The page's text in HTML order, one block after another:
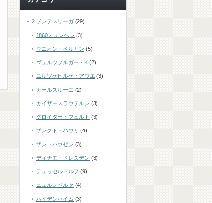
2.ブンデスリーガ (29)
1860ミュンヘン (3)
ウニオン・ベルリン (5)
ヴュルツブルガー・K (2)
エルツゲビルゲ・アウエ (3)
カールスルーエ (2)
カイザースラウテルン (3)
グロイター・フュルト (3)
ザンクト・パウリ (4)
ザントハウゼン (3)
ディナモ・ドレスデン (3)
デュッセルドルフ (9)
ニュルンベルク (4)
ハイデンハイム (3)